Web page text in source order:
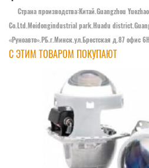
Страна производства:Китай.Guangzhou
Co.Ltd.Meidongindustrial park.Huadu
«Руноавто».РБ.г.Минск.ул.Брестская д.87 офис 6Н
С ЭТИМ ТОВАРОМ ПОКУПАЮТ